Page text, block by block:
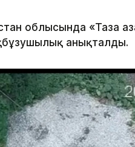
облысында «Таза
анықталды.